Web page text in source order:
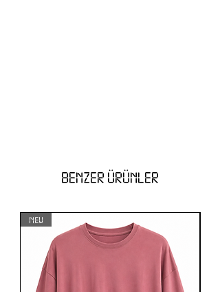
BENZER ÜRÜNLER
NEW